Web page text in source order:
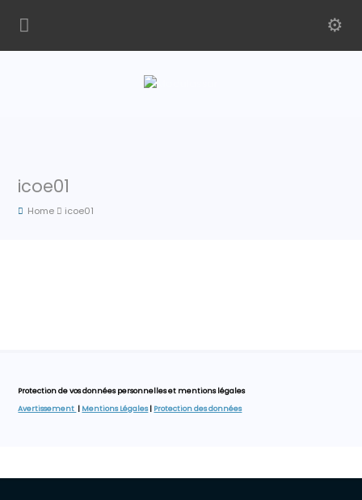
icoe01
Home icoe01
Protection de vos données personnelles et mentions légales
Avertissement | Mentions Légales| Protection des données